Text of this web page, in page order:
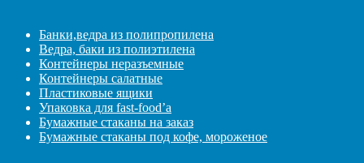
Банки,ведра из полипропилена
Ведра, баки из полиэтилена
Контейнеры неразъемные
Контейнеры салатные
Пластиковые ящики
Упаковка для fast-food’а
Бумажные стаканы на заказ
Бумажные стаканы под кофе, мороженое